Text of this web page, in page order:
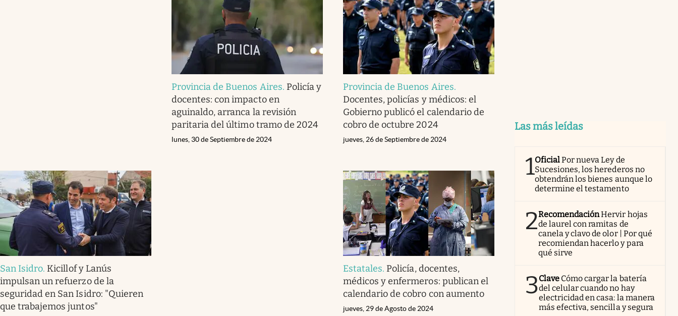
Provincia de Buenos Aires. Policía y
docentes: con impacto en
aguinaldo, arranca la revisión
paritaria del último tramo de 2024
lunes, 30 de Septiembre de 2024
Provincia de Buenos Aires.
Docentes, policías y médicos: el
Gobierno publicó el calendario de
cobro de octubre 2024
jueves, 26 de Septiembre de 2024
San Isidro. Kicillof y Lanús
impulsan un refuerzo de la
seguridad en San Isidro: "Quieren
que trabajemos juntos"
Estatales. Policía, docentes,
médicos y enfermeros: publican el
calendario de cobro con aumento
jueves, 29 de Agosto de 2024
Las más leídas
1OficialPor nueva Ley de
Sucesiones, los herederos no
obtendrán los bienes aunque lo
determine el testamento
2RecomendaciónHervir hojas
de laurel con ramitas de
canela y clavo de olor | Por qué
recomiendan hacerlo y para
qué sirve
3Clave Cómo cargar la batería
del celular cuando no hay
electricidad en casa: la manera
más efectiva, sencilla y segura